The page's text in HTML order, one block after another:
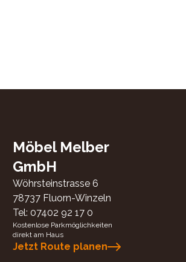
Möbel Melber
GmbH
Wöhrsteinstrasse 6
78737 Fluorn-Winzeln
Tel: 07402 92 17 0
Kostenlose Parkmöglichkeiten
direkt am Haus
Jetzt Route planen